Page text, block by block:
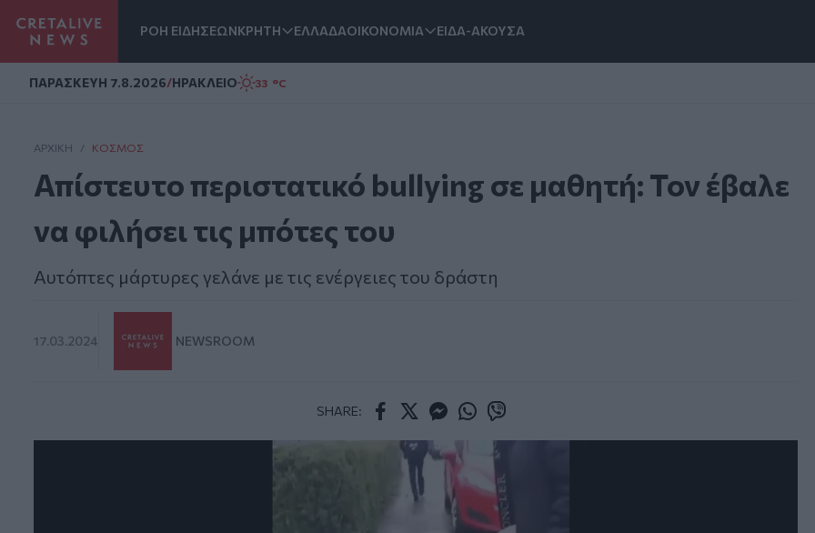
ΡΟΗ ΕΙΔΗΣΕΩΝΚΡΗΤΗ ΕΛΛΑΔΑΟΙΚΟΝΟΜΙΑ ΕΙΔΑ-ΑΚΟΥΣΑ
ΠΑΡΑΣΚΕΥΗ 7.8.2026/ΗΡΑΚΛΕΙΟ 33 °C
ΑΡΧΙΚΗ / ΚΌΣΜΟΣ
Απίστευτο περιστατικό bullying σε μαθητή: Τον έβαλε
να φιλήσει τις μπότες του
Αυτόπτες μάρτυρες γελάνε με τις ενέργειες του δράστη
17.03.2024 NEWSROOM
SHARE: